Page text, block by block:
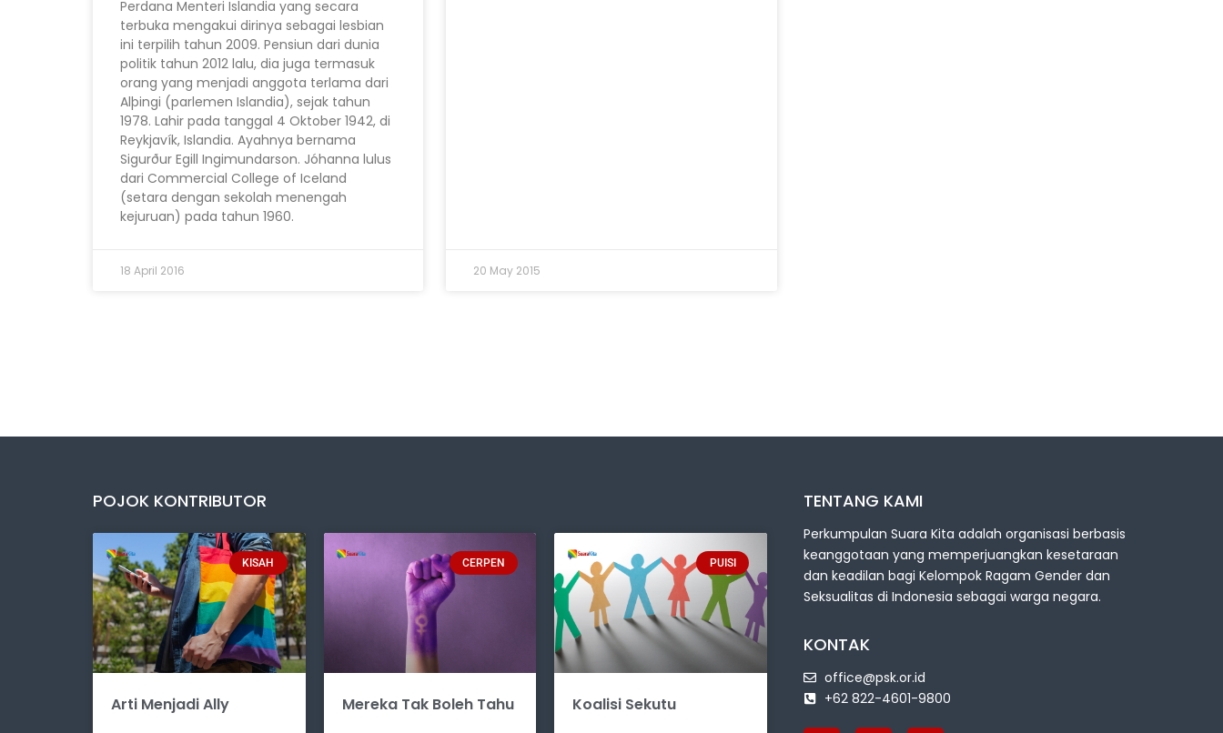
Perdana Menteri Islandia yang secara
terbuka mengakui dirinya sebagai lesbian
ini terpilih tahun 2009. Pensiun dari dunia
politik tahun 2012 lalu, dia juga termasuk
orang yang menjadi anggota terlama dari
Alþingi (parlemen Islandia), sejak tahun
1978. Lahir pada tanggal 4 Oktober 1942, di
Reykjavík, Islandia. Ayahnya bernama
Sigurður Egill Ingimundarson. Jóhanna lulus
dari Commercial College of Iceland
(setara dengan sekolah menengah
kejuruan) pada tahun 1960.
18 April 2016 20 May 2015
POJOK KONTRIBUTOR
KISAH
Arti Menjadi Ally
CERPEN
Mereka Tak Boleh Tahu
PUISI
Koalisi Sekutu
TENTANG KAMI
Perkumpulan Suara Kita adalah organisasi berbasis
keanggotaan yang memperjuangkan kesetaraan
dan keadilan bagi Kelompok Ragam Gender dan
Seksualitas di Indonesia sebagai warga negara.
KONTAK
office@psk.or.id
+62 822-4601-9800